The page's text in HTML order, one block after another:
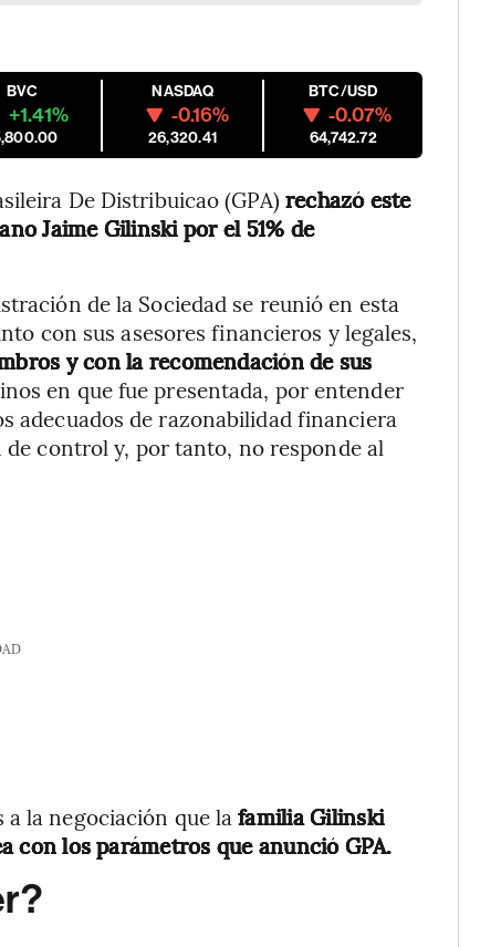
BVC
+1.41%
NASDAQ
-0.16%
26,320.41
BTC/USD
-0.07%
64,742.72
De Distribuicao (GPA) rechazó este
Jaime Gilinski por el 51% de
de la Sociedad se reunió en esta
con sus asesores financieros y legales,
y con la recomendación de sus
en que fue presentada, por entender
adecuados de razonabilidad financiera
control y, por tanto, no responde al
a la negociación que lafamilia Gilinski
con los parámetros que anunció GPA.